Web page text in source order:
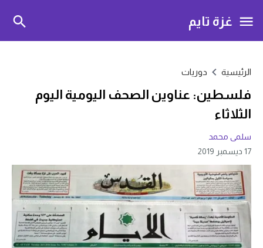
غزة تايم
الرئيسية دوريات
فلسطين: عناوين الصحف اليومية اليوم
الثلاثاء
سلمى محمد
17 ديسمبر 2019